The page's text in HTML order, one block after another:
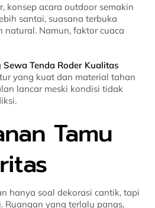
konsep acara outdoor semakin
santai, suasana terbuka
natural. Namun, faktor cuaca
Sewa Tenda Roder Kualitas
yang kuat dan material tahan
lancar meski kondisi tidak
Tamu
hanya soal dekorasi cantik, tapi
Ruangan yang terlalu panas,